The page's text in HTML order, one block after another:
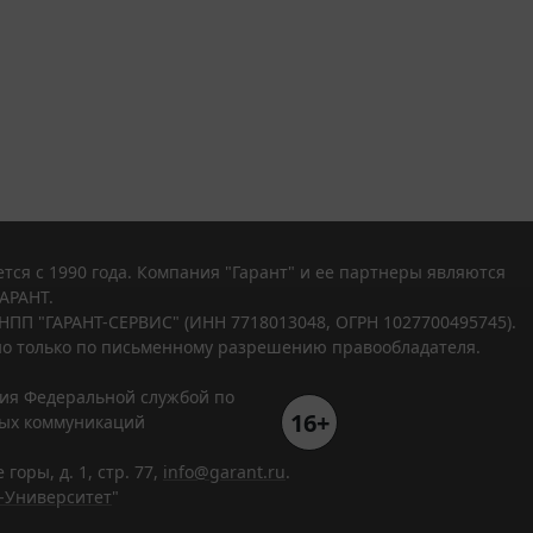
с 1990 года. Компания "Гарант" и ее партнеры являются
"ГАРАНТ-СЕРВИС" (ИНН 7718013048, ОГРН 1027700495745).
только по письменному разрешению правообладателя.
Федеральной службой по
коммуникаций
16+
д. 1, стр. 77, info@garant.ru.
"